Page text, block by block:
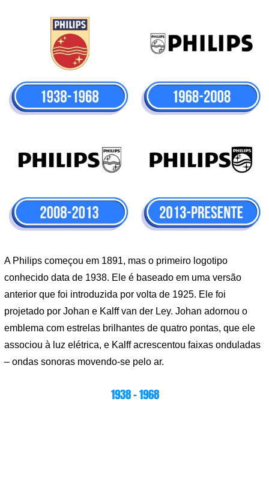
A Philips começou em 1891, mas o primeiro logotipo
conhecido data de 1938. Ele é baseado em uma versão
anterior que foi introduzida por volta de 1925. Ele foi
projetado por Johan e Kalff van der Ley. Johan adornou o
emblema com estrelas brilhantes de quatro pontas, que ele
associou à luz elétrica, e Kalff acrescentou faixas onduladas
– ondas sonoras movendo-se pelo ar.
1938 – 1968